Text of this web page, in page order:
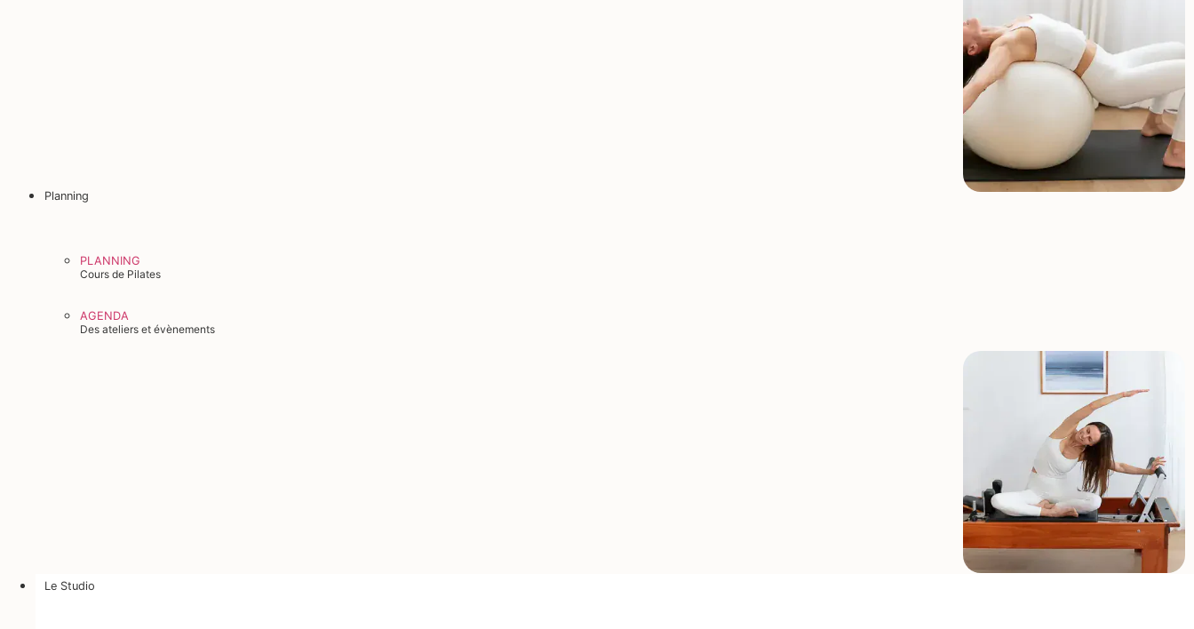
Planning
PLANNING
Cours de Pilates
AGENDA
Des ateliers et évènements
Le Studio